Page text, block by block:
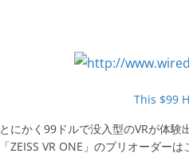
This $99
とにかく99ドルで没入型のVRが体験
「ZEISS VR ONE」のプリオーダーは